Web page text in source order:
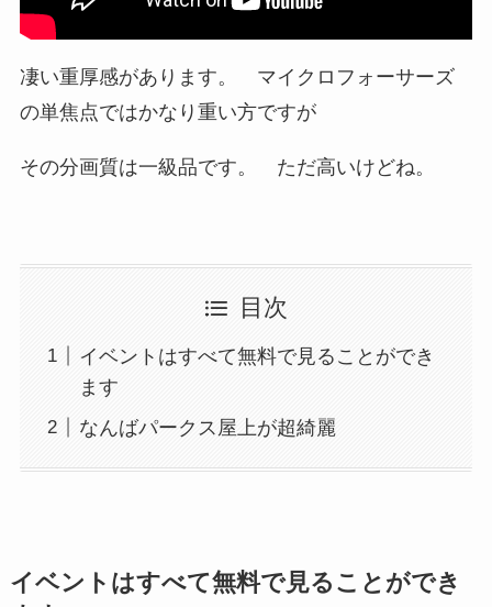
凄い重厚感があります。 マイクロフォーサーズ
の単焦点ではかなり重い方ですが
その分画質は一級品です。 ただ高いけどね。
目次
イベントはすべて無料で見ることができ
ます
なんばパークス屋上が超綺麗
イベントはすべて無料で見ることができ